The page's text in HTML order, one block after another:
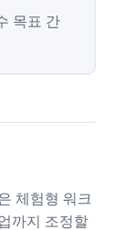
목표 간
체험형 워크
까지 조정할